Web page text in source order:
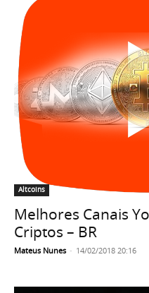
Altcoins
Melhores Canais
Criptos – BR
Mateus Nunes - 14/02/2018 20:16